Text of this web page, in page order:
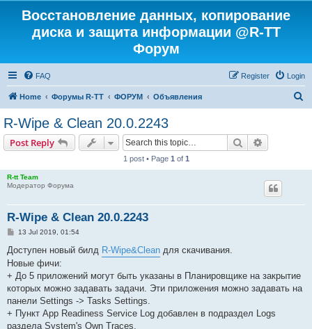
Восстановление данных, копирование
диска и защита информации @R-TT
Форум
FAQ Login
Register
Home Форумы R-TT ФОРУМ Объявления
R-Wipe & Clean 20.0.2243
Post Reply Search
1 post • Page 1 of 1
R-tt Team
Модератор Форума
R-Wipe & Clean 20.0.2243
P
s
13 Jul 2019, 01:54
Доступен новый билд R-Wipe&Clean для скачивания.
Новые фичи:
+ До 5 приложений могут быть указаны в Планировщике на закрытие
которых можно задавать задачи. Эти приложения можно задавать на
панели Settings -> Tasks Settings.
+ Пункт App Readiness Service Log добавлен в подраздел Logs
раздела System's Own Traces.